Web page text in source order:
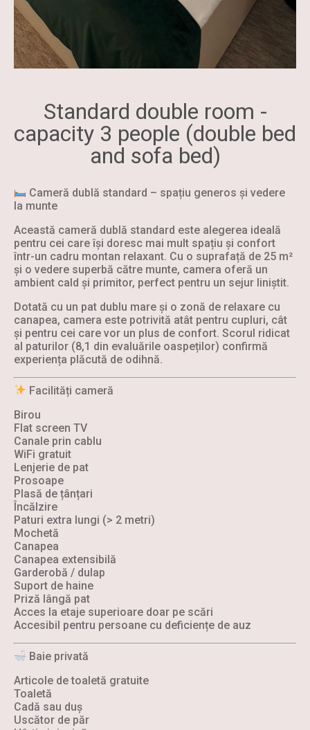
Standard double room -
capacity 3 people (double bed
and sofa bed)
Cameră dublă standard – spațiu generos și vedere
la munte
Această cameră dublă standard este alegerea ideală
pentru cei care își doresc mai mult spațiu și confort
într-un cadru montan relaxant. Cu o suprafață de 25 m²
și o vedere superbă către munte, camera oferă un
ambient cald și primitor, perfect pentru un sejur liniștit.
Dotată cu un pat dublu mare și o zonă de relaxare cu
canapea, camera este potrivită atât pentru cupluri, cât
și pentru cei care vor un plus de confort. Scorul ridicat
al paturilor (8,1 din evaluările oaspeților) confirmă
experiența plăcută de odihnă.
Facilități cameră
Birou
Flat screen TV
Canale prin cablu
WiFi gratuit
Lenjerie de pat
Prosoape
Plasă de țânțari
Încălzire
Paturi extra lungi (> 2 metri)
Mochetă
Canapea
Canapea extensibilă
Garderobă / dulap
Suport de haine
Priză lângă pat
Acces la etaje superioare doar pe scări
Accesibil pentru persoane cu deficiențe de auz
Baie privată
Articole de toaletă gratuite
Toaletă
Cadă sau duș
Uscător de păr